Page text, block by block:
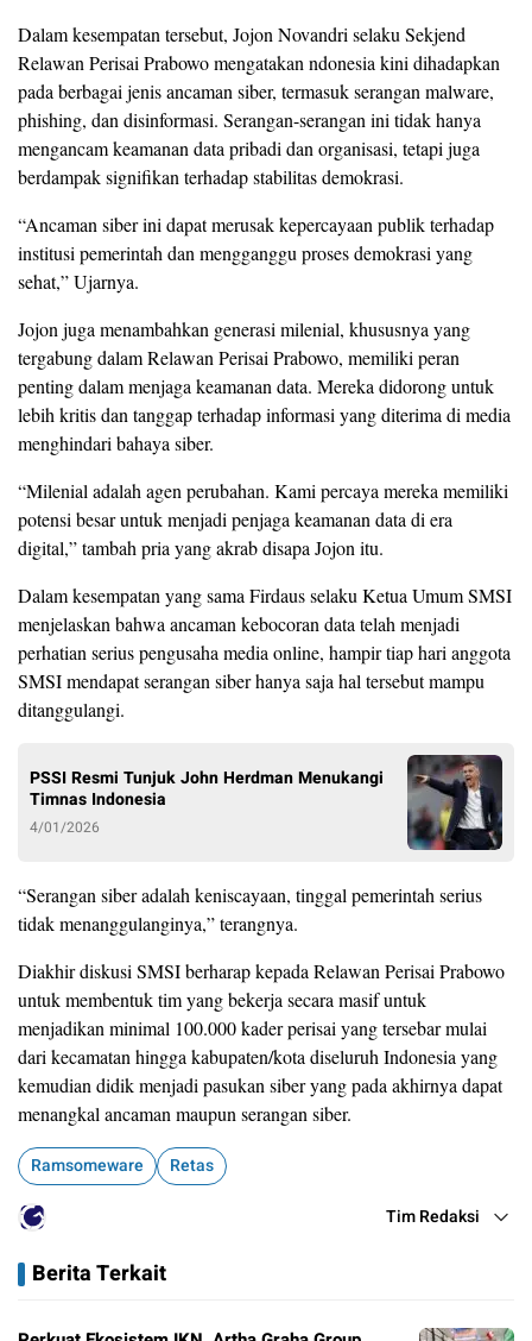
Dalam kesempatan tersebut, Jojon Novandri selaku Sekjend
Relawan Perisai Prabowo mengatakan ndonesia kini dihadapkan
pada berbagai jenis ancaman siber, termasuk serangan malware,
phishing, dan disinformasi. Serangan-serangan ini tidak hanya
mengancam keamanan data pribadi dan organisasi, tetapi juga
berdampak signifikan terhadap stabilitas demokrasi.
“Ancaman siber ini dapat merusak kepercayaan publik terhadap
institusi pemerintah dan mengganggu proses demokrasi yang
sehat,” Ujarnya.
Jojon juga menambahkan generasi milenial, khususnya yang
tergabung dalam Relawan Perisai Prabowo, memiliki peran
penting dalam menjaga keamanan data. Mereka didorong untuk
lebih kritis dan tanggap terhadap informasi yang diterima di media
menghindari bahaya siber.
“Milenial adalah agen perubahan. Kami percaya mereka memiliki
potensi besar untuk menjadi penjaga keamanan data di era
digital,” tambah pria yang akrab disapa Jojon itu.
Dalam kesempatan yang sama Firdaus selaku Ketua Umum SMSI
menjelaskan bahwa ancaman kebocoran data telah menjadi
perhatian serius pengusaha media online, hampir tiap hari anggota
SMSI mendapat serangan siber hanya saja hal tersebut mampu
ditanggulangi.
PSSI Resmi Tunjuk John Herdman Menukangi
Timnas Indonesia
4/01/2026
“Serangan siber adalah keniscayaan, tinggal pemerintah serius
tidak menanggulanginya,” terangnya.
Diakhir diskusi SMSI berharap kepada Relawan Perisai Prabowo
untuk membentuk tim yang bekerja secara masif untuk
menjadikan minimal 100.000 kader perisai yang tersebar mulai
dari kecamatan hingga kabupaten/kota diseluruh Indonesia yang
kemudian didik menjadi pasukan siber yang pada akhirnya dapat
menangkal ancaman maupun serangan siber.
Ramsomeware Retas
Tim Redaksi
Berita Terkait